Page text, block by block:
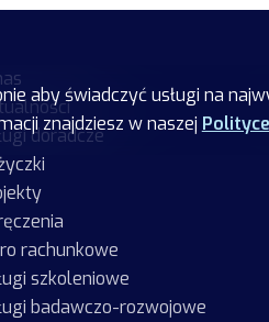
aby świadczyć usługi na
znajdziesz w naszej
doradcze
rachunkowe
szkoleniowe
badawczo-rozwojowe